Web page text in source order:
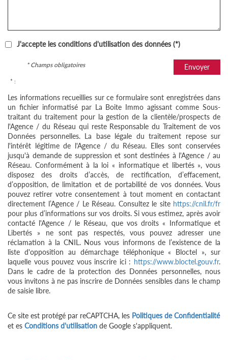
J'accepte les conditions d'utilisation des données (*)
Envoyer
* Champs obligatoires
* :
Les informations recueillies sur ce formulaire sont enregistrées dans
un fichier informatisé par La Boite Immo agissant comme Sous-
traitant du traitement pour la gestion de la clientèle/prospects de
l'Agence / du Réseau qui reste Responsable du Traitement de vos
Données personnelles. La base légale du traitement repose sur
l'intérêt légitime de l'Agence / du Réseau. Elles sont conservées
jusqu'à demande de suppression et sont destinées à l'Agence / au
Réseau. Conformément à la loi « informatique et libertés », vous
disposez des droits d’accès, de rectification, d’effacement,
d’opposition, de limitation et de portabilité de vos données. Vous
pouvez retirer votre consentement à tout moment en contactant
directement l’Agence / Le Réseau. Consultez le site https://cnil.fr/fr
pour plus d’informations sur vos droits. Si vous estimez, après avoir
contacté l'Agence / le Réseau, que vos droits « Informatique et
Libertés » ne sont pas respectés, vous pouvez adresser une
réclamation à la CNIL. Nous vous informons de l’existence de la
liste d'opposition au démarchage téléphonique « Bloctel », sur
laquelle vous pouvez vous inscrire ici : https://www.bloctel.gouv.fr.
Dans le cadre de la protection des Données personnelles, nous
vous invitons à ne pas inscrire de Données sensibles dans le champ
de saisie libre.
Ce site est protégé par reCAPTCHA, les Politiques de Confidentialité
et es Conditions d'utilisation de Google s'appliquent.